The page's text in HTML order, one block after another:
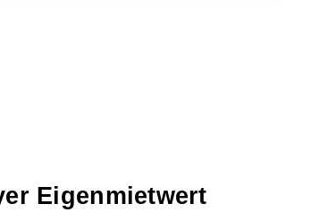
Eigenmietwert